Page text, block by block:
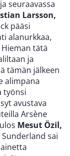
seuraavassa
Larsson,
pääsi
alanurkkaa,
tätä
ja
tämän jälkeen
alimpana
työnsi
avustava
Arsène
Mesut Özil,
sai